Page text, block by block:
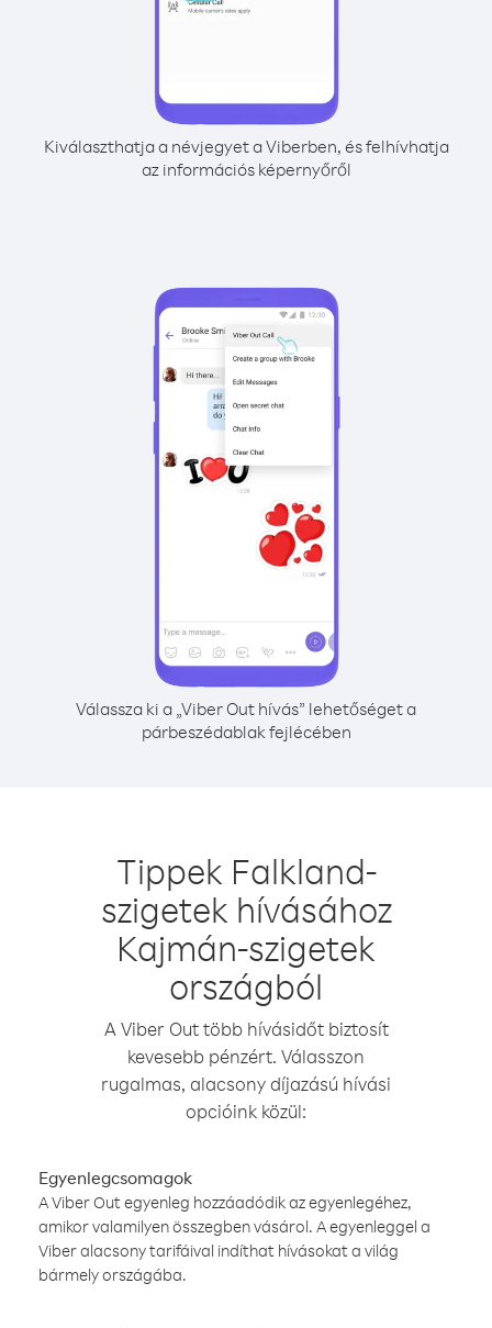
Kiválaszthatja a névjegyet a Viberben, és felhívhatja
az információs képernyőről
Válassza ki a „Viber Out hívás” lehetőséget a
párbeszédablak fejlécében
Tippek Falkland-
szigetek hívásához
Kajmán-szigetek
országból
A Viber Out több hívásidőt biztosít
kevesebb pénzért. Válasszon
rugalmas, alacsony díjazású hívási
opcióink közül:
Egyenlegcsomagok
A Viber Out egyenleg hozzáadódik az egyenlegéhez,
amikor valamilyen összegben vásárol. A egyenleggel a
Viber alacsony tarifáival indíthat hívásokat a világ
bármely országába.